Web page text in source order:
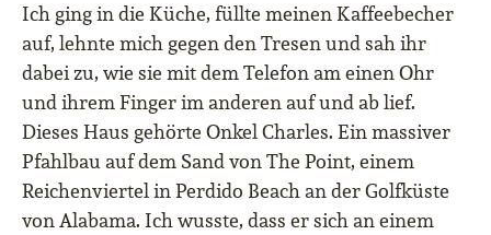
Ich ging in die Küche, füllte meinen Kaffeebecher
auf, lehnte mich gegen den Tresen und sah ihr
dabei zu, wie sie mit dem Telefon am einen Ohr
und ihrem Finger im anderen auf und ab lief.
Dieses Haus gehörte Onkel Charles. Ein massiver
Pfahlbau auf dem Sand von The Point, einem
Reichenviertel in Perdido Beach an der Golfküste
von Alabama. Ich wusste, dass er sich an einem